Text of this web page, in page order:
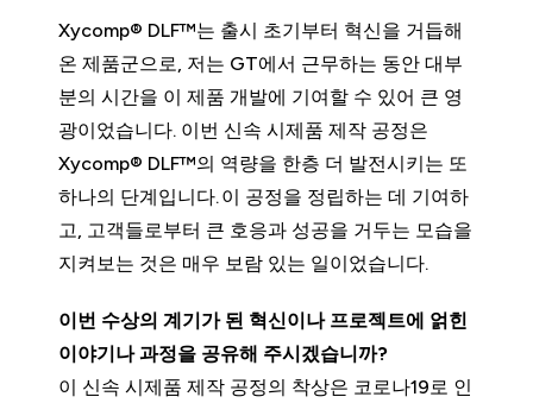
Xycomp® DLF™는 출시 초기부터 혁신을 거듭해
온 제품군으로, 저는 GT에서 근무하는 동안 대부
분의 시간을 이 제품 개발에 기여할 수 있어 큰 영
광이었습니다. 이번 신속 시제품 제작 공정은
Xycomp® DLF™의 역량을 한층 더 발전시키는 또
하나의 단계입니다. 이 공정을 정립하는 데 기여하
고, 고객들로부터 큰 호응과 성공을 거두는 모습을
지켜보는 것은 매우 보람 있는 일이었습니다.
이번 수상의 계기가 된 혁신이나 프로젝트에 얽힌
이야기나 과정을 공유해 주시겠습니까?
이 신속 시제품 제작 공정의 착상은 코로나19로 인